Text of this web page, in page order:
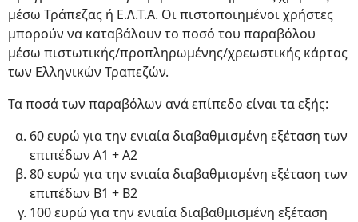
μέσω Τράπεζας ή Ε.Λ.Τ.Α. Οι πιστοποιημένοι χρήστες
μπορούν να καταβάλουν το ποσό του παραβόλου
μέσω πιστωτικής/προπληρωμένης/χρεωστικής κάρτας
των Ελληνικών Τραπεζών.
Τα ποσά των παραβόλων ανά επίπεδο είναι τα εξής:
60 ευρώ για την ενιαία διαβαθμισμένη εξέταση των
επιπέδων Α1 + Α2
80 ευρώ για την ενιαία διαβαθμισμένη εξέταση των
επιπέδων Β1 + Β2
100 ευρώ για την ενιαία διαβαθμισμένη εξέταση